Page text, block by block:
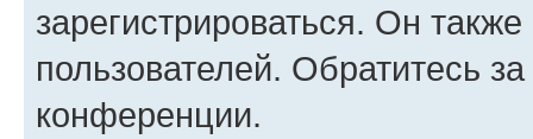
зарегистрироваться. Он
пользователей. Обратитесь
конференции.